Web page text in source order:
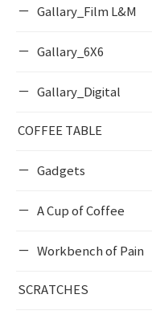
Gallary_Film L&M
Gallary_6X6
Gallary_Digital
COFFEE TABLE
Gadgets
A Cup of Coffee
Workbench of Pain
SCRATCHES